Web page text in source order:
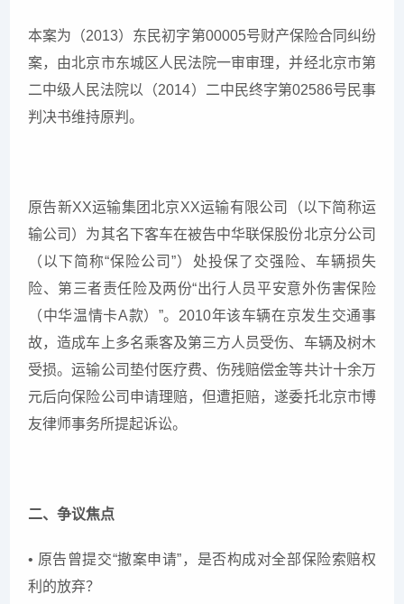
本案为（2013）东民初字第00005号财产保险合同纠纷
案，由北京市东城区人民法院一审审理，并经北京市第
二中级人民法院以（2014）二中民终字第02586号民事
判决书维持原判。
原告新XX运输集团北京XX运输有限公司（以下简称运
输公司）为其名下客车在被告中华联保股份北京分公司
（以下简称“保险公司”）处投保了交强险、车辆损失
险、第三者责任险及两份“出行人员平安意外伤害保险
（中华温情卡A款）”。2010年该车辆在京发生交通事
故，造成车上多名乘客及第三方人员受伤、车辆及树木
受损。运输公司垫付医疗费、伤残赔偿金等共计十余万
元后向保险公司申请理赔，但遭拒赔，遂委托北京市博
友律师事务所提起诉讼。
二、争议焦点
• 原告曾提交“撤案申请”，是否构成对全部保险索赔权
利的放弃？